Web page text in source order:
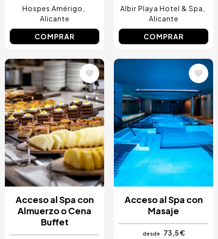
Hospes Amérigo
Alicante
COMPRAR
Albir Playa Hotel & Spa
Alicante
COMPRAR
Image
Acceso al Spa con
Almuerzo o Cena
Buffet
Acceso al Spa con
Masaje
desde 73,5 €